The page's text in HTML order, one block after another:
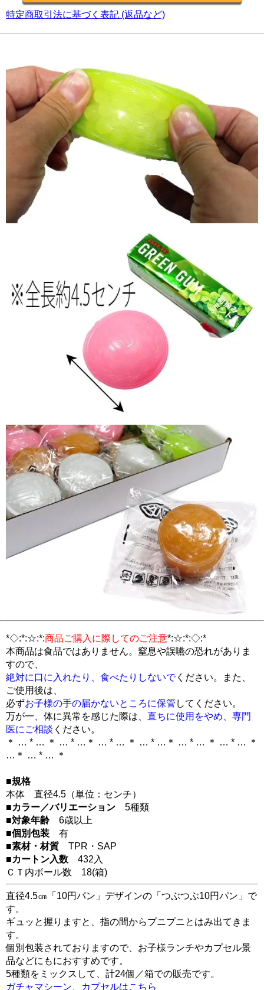
特定商取引法に基づく表記 (返品など)
*◇:*:☆:*:商品ご購入に際してのご注意*:☆:*:◇:*
本商品は食品ではありません。窒息や誤嚥の恐れがありま
すので、
絶対に口に入れたり、食べたりしないでください。また、
ご使用後は、
必ずお子様の手の届かないところに保管 してください。
万が一、体に異常を感じた際は、 直ちに使用をやめ、専門
医にご相談 ください。
＊ … * … ＊ … * …＊ … * … ＊ … * …＊ … * … ＊ … * … ＊
…＊ … * … ＊
■規格
本体 直径4.5（単位：センチ）
■カラー／バリエーション 5種類
■対象年齢 6歳以上
■個別包装 有
■素材・材質 TPR・SAP
■カートン入数 432入
ＣＴ内ボール数 18(箱)
直径4.5㎝「10円パン」デザインの「つぶつぶ10円パン」で
す。
ギュッと握りますと、指の間からプニプニとはみ出てきま
す。
個別包装されておりますので、お子様ランチやカプセル景
品などにもにおすすめです。
5種類をミックスして、計24個／箱での販売です。
ガチャマシーン、カプセルはこちら